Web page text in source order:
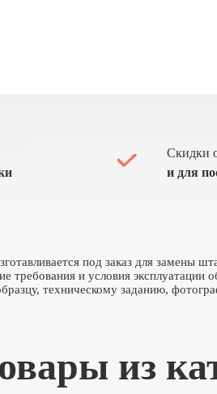
Скидки
и для
под заказ для замены
требования и условия эксплуатации
техническому заданию,
из